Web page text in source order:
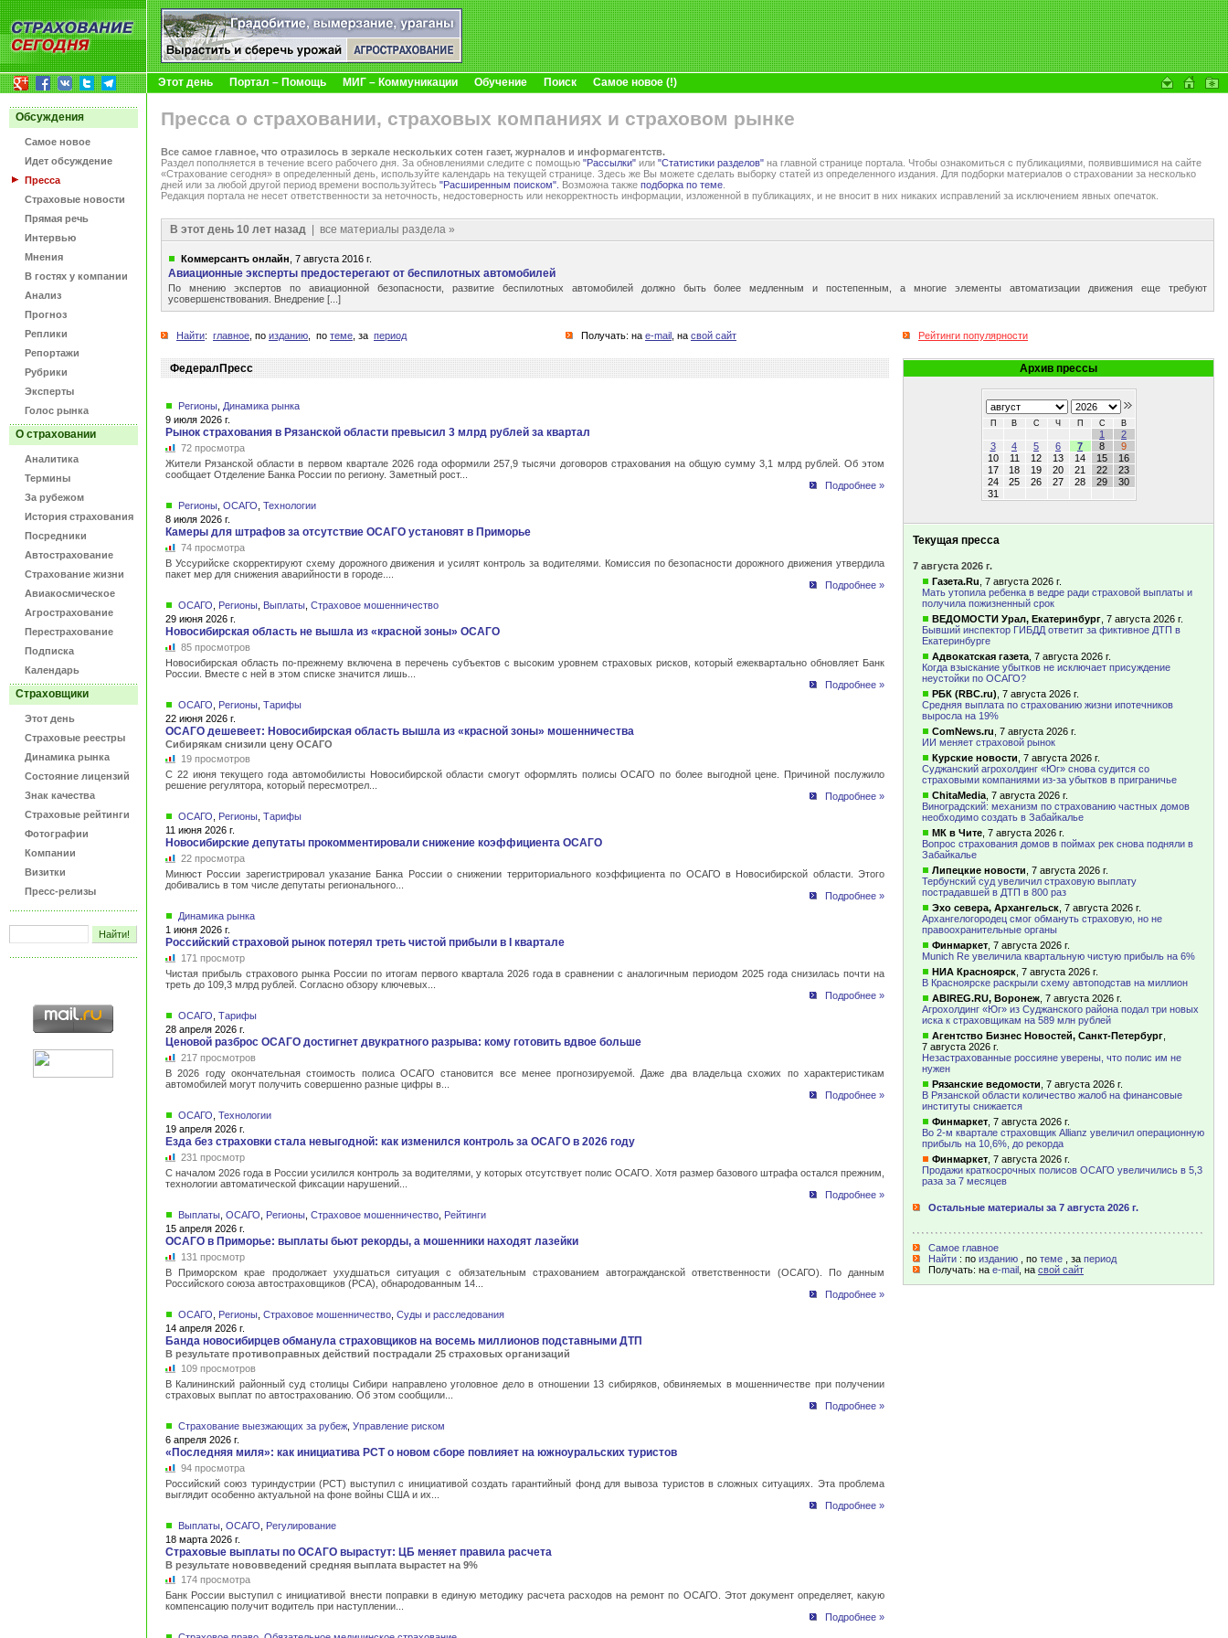
Этот день Портал – Помощь МИГ – Коммуникации Обучение Поиск Самое новое (!)
Обсуждения
Самое новое
Идет обсуждение
Пресса
Страховые новости
Прямая речь
Интервью
Мнения
В гостях у компании
Анализ
Прогноз
Реплики
Репортажи
Рубрики
Эксперты
Голос рынка
О страховании
Аналитика
Термины
За рубежом
История страхования
Посредники
Автострахование
Страхование жизни
Авиакосмическое
Агрострахование
Перестрахование
Подписка
Календарь
Страховщики
Этот день
Страховые реестры
Динамика рынка
Состояние лицензий
Знак качества
Страховые рейтинги
Фотографии
Компании
Визитки
Пресс-релизы
Пресса о страховании, страховых компаниях и страховом рынке
Все самое главное, что отразилось в зеркале нескольких сотен газет, журналов и информагентств.
Раздел пополняется в течение всего рабочего дня. За обновлениями следите с помощью "Рассылки" или "Статистики разделов" на главной странице портала. Чтобы ознакомиться с публикациями, появившимися на сайте
«Страхование сегодня» в определенный день, используйте календарь на текущей странице. Здесь же Вы можете сделать выборку статей из определенного издания. Для подборки материалов о страховании за несколько
дней или за любой другой период времени воспользуйтесь "Расширенным поиском". Возможна также подборка по теме
Редакция портала не несет ответственности за неточность, недостоверность или некорректность информации, изложенной в публикациях, и не вносит в них никаких исправлений за исключением явных опечаток.
В этот день 10 лет назад | все материалы раздела »
Коммерсантъ онлайн , 7 августа 2016 г.
Авиационные эксперты предостерегают от беспилотных автомобилей
По мнению экспертов по авиационной безопасности, развитие беспилотных автомобилей должно быть более медленным и постепенным, а многие элементы автоматизации движения еще требуют
усовершенствования. Внедрение [...]
Найти: главное , по изданию , по теме , за период Получать: на e-mail , на свой сайт Рейтинги популярности
ФедералПресс
Регионы Динамика рынка
9 июля 2026 г.
Рынок страхования в Рязанской области превысил 3 млрд рублей за квартал
72 просмотра
Жители Рязанской области в первом квартале 2026 года оформили 257,9 тысячи договоров страхования на общую сумму 3,1 млрд рублей. Об этом
сообщает Отделение Банка России по региону. Заметный рост...
Подробнее »
Регионы ОСАГО Технологии
8 июля 2026 г.
Камеры для штрафов за отсутствие ОСАГО установят в Приморье
74 просмотра
В Уссурийске скорректируют схему дорожного движения и усилят контроль за водителями. Комиссия по безопасности дорожного движения утвердила
пакет мер для снижения аварийности в городе....
Подробнее »
ОСАГО
Регионы Выплаты Страховое мошенничество
29 июня 2026 г.
Новосибирская область не вышла из «красной зоны» ОСАГО
85 просмотров
Новосибирская область по-прежнему включена в перечень субъектов с высоким уровнем страховых рисков, который ежеквартально обновляет Банк
России. Вместе с ней в этом списке значится лишь...
Подробнее »
ОСАГО
Регионы Тарифы
22 июня 2026 г.
ОСАГО дешевеет: Новосибирская область вышла из «красной зоны» мошенничества
Сибирякам снизили цену ОСАГО
19 просмотров
С 22 июня текущего года автомобилисты Новосибирской области смогут оформлять полисы ОСАГО по более выгодной цене. Причиной послужило
решение регулятора, который пересмотрел...
Подробнее »
ОСАГО
Регионы Тарифы
11 июня 2026 г.
Новосибирские депутаты прокомментировали снижение коэффициента ОСАГО
22 просмотра
Минюст России зарегистрировал указание Банка России о снижении территориального коэффициента по ОСАГО в Новосибирской области. Этого
добивались в том числе депутаты регионального...
Подробнее »
Динамика рынка
1 июня 2026 г.
Российский страховой рынок потерял треть чистой прибыли в I квартале
171 просмотр
Чистая прибыль страхового рынка России по итогам первого квартала 2026 года в сравнении с аналогичным периодом 2025 года снизилась почти на
треть до 109,3 млрд рублей. Согласно обзору ключевых...
Подробнее »
ОСАГО Тарифы
28 апреля 2026 г.
Ценовой разброс ОСАГО достигнет двукратного разрыва: кому готовить вдвое больше
217 просмотров
В 2026 году окончательная стоимость полиса ОСАГО становится все менее прогнозируемой. Даже два владельца схожих по характеристикам
автомобилей могут получить совершенно разные цифры в...
Подробнее »
ОСАГО Технологии
19 апреля 2026 г.
Езда без страховки стала невыгодной: как изменился контроль за ОСАГО в 2026 году
231 просмотр
С началом 2026 года в России усилился контроль за водителями, у которых отсутствует полис ОСАГО. Хотя размер базового штрафа остался прежним,
технологии автоматической фиксации нарушений...
Подробнее »
Выплаты ОСАГО Регионы Страховое мошенничество
Рейтинги
15 апреля 2026 г.
ОСАГО в Приморье: выплаты бьют рекорды, а мошенники находят лазейки
131 просмотр
В Приморском крае продолжает ухудшаться ситуация с обязательным страхованием автогражданской ответственности (ОСАГО). По данным
Российского союза автостраховщиков (РСА), обнародованным 14...
Подробнее »
ОСАГО
Регионы Страховое мошенничество Суды и расследования
14 апреля 2026 г.
Банда новосибирцев обманула страховщиков на восемь миллионов подставными ДТП
В результате противоправных действий пострадали 25 страховых организаций
109 просмотров
В Калининский районный суд столицы Сибири направлено уголовное дело в отношении 13 сибиряков, обвиняемых в мошенничестве при получении
страховых выплат по автострахованию. Об этом сообщили...
Подробнее »
Страхование выезжающих за рубеж Управление риском
6 апреля 2026 г.
«Последняя миля»: как инициатива РСТ о новом сборе повлияет на южноуральских туристов
94 просмотра
Российский союз туриндустрии (РСТ) выступил с инициативой создать гарантийный фонд для вывоза туристов в сложных ситуациях. Эта проблема
выглядит особенно актуальной на фоне войны США и их...
Подробнее »
Выплаты ОСАГО
Регулирование
18 марта 2026 г.
Страховые выплаты по ОСАГО вырастут: ЦБ меняет правила расчета
В результате нововведений средняя выплата вырастет на 9%
174 просмотра
Банк России выступил с инициативой внести поправки в единую методику расчета расходов на ремонт по ОСАГО. Этот документ определяет, какую
компенсацию получит водитель при наступлении...
Подробнее »
Архив прессы
П В С Ч П С В
1
2
3
4 5 6 7 8
9
10
11 12 13 14 15
16
17
18 19 20 21 22
23
24
25 26 27 28 29
30
31
Текущая пресса
7 августа 2026 г.
Газета.Ru 7 августа 2026 г.
Мать утопила ребенка в ведре ради страховой выплаты и
получила пожизненный срок
ВЕДОМОСТИ Урал, Екатеринбург 7 августа 2026 г.
Бывший инспектор ГИБДД ответит за фиктивное ДТП в
Екатеринбурге
Адвокатская газета 7 августа 2026 г.
Когда взыскание убытков не исключает присуждение
неустойки по ОСАГО?
РБК (RBC.ru) 7 августа 2026 г.
Средняя выплата по страхованию жизни ипотечников
выросла на 19%
ComNews.ru 7 августа 2026 г.
ИИ меняет страховой рынок
Курские новости 7 августа 2026 г.
Суджанский агрохолдинг «Юг» снова судится со
страховыми компаниями из-за убытков в приграничье
ChitaMedia 7 августа 2026 г.
Виноградский: механизм по страхованию частных домов
необходимо создать в Забайкалье
МК в Чите 7 августа 2026 г.
Вопрос страхования домов в поймах рек снова подняли в
Забайкалье
Липецкие новости 7 августа 2026 г.
Тербунский суд увеличил страховую выплату
пострадавшей в ДТП в 800 раз
Эхо севера, Архангельск 7 августа 2026 г.
Архангелогородец смог обмануть страховую, но не
правоохранительные органы
Финмаркет 7 августа 2026 г.
Munich Re увеличила квартальную чистую прибыль на 6%
НИА Красноярск 7 августа 2026 г.
В Красноярске раскрыли схему автоподстав на миллион
ABIREG.RU, Воронеж 7 августа 2026 г.
Агрохолдинг «Юг» из Суджанского района подал три новых
иска к страховщикам на 589 млн рублей
Агентство Бизнес Новостей, Санкт-Петербург
7 августа 2026 г.
Незастрахованные россияне уверены, что полис им не
нужен
Рязанские ведомости 7 августа 2026 г.
В Рязанской области количество жалоб на финансовые
институты снижается
Финмаркет 7 августа 2026 г.
Во 2-м квартале страховщик Allianz увеличил операционную
прибыль на 10,6%, до рекорда
Финмаркет 7 августа 2026 г.
Продажи краткосрочных полисов ОСАГО увеличились в 5,3
раза за 7 месяцев
Остальные материалы за 7 августа 2026 г.
Самое главное
Найти : по изданию , по теме , за период
Получать: на e-mail , на свой сайт